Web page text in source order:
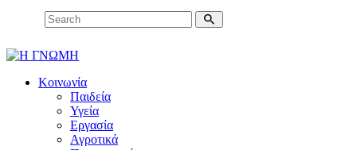
Κοινωνία
Παιδεία
Υγεία
Εργασία
Αγροτικά